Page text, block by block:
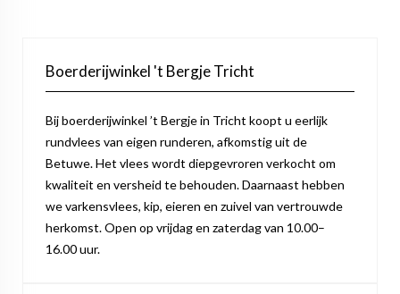
Boerderijwinkel 't Bergje Tricht
Bij boerderijwinkel ’t Bergje in Tricht koopt u eerlijk
rundvlees van eigen runderen, afkomstig uit de
Betuwe. Het vlees wordt diepgevroren verkocht om
kwaliteit en versheid te behouden. Daarnaast hebben
we varkensvlees, kip, eieren en zuivel van vertrouwde
herkomst. Open op vrijdag en zaterdag van 10.00–
16.00 uur.